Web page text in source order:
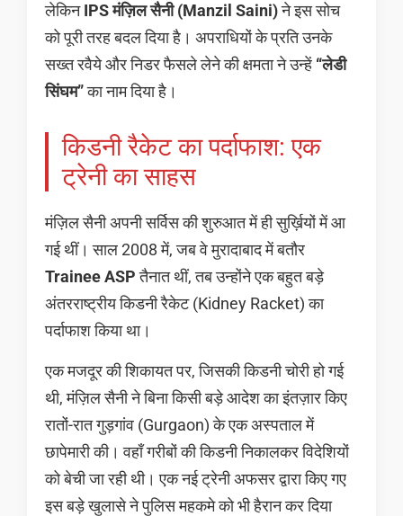
लेकिन IPS मंज़िल सैनी (Manzil Saini)ने इस सोच
को पूरी तरह बदल दिया है। अपराधियों के प्रति उनके
सख्त रवैये और निडर फैसले लेने की क्षमता ने उन्हें “लेडी
सिंघम”का नाम दिया है।
किडनी रैकेट का पर्दाफाश: एक
ट्रेनी का साहस
मंज़िल सैनी अपनी सर्विस की शुरुआत में ही सुर्ख़ियों में आ
गई थीं। साल 2008 में, जब वे मुरादाबाद में बतौर
Trainee ASP तैनात थीं, तब उन्होंने एक बहुत बड़े
अंतरराष्ट्रीय किडनी रैकेट (Kidney Racket) का
पर्दाफाश किया था।
एक मजदूर की शिकायत पर, जिसकी किडनी चोरी हो गई
थी, मंज़िल सैनी ने बिना किसी बड़े आदेश का इंतज़ार किए
रातों-रात गुड़गांव (Gurgaon) के एक अस्पताल में
छापेमारी की। वहाँ गरीबों की किडनी निकालकर विदेशियों
को बेची जा रही थी। एक नई ट्रेनी अफसर द्वारा किए गए
इस बड़े खुलासे ने पुलिस महकमे को भी हैरान कर दिया